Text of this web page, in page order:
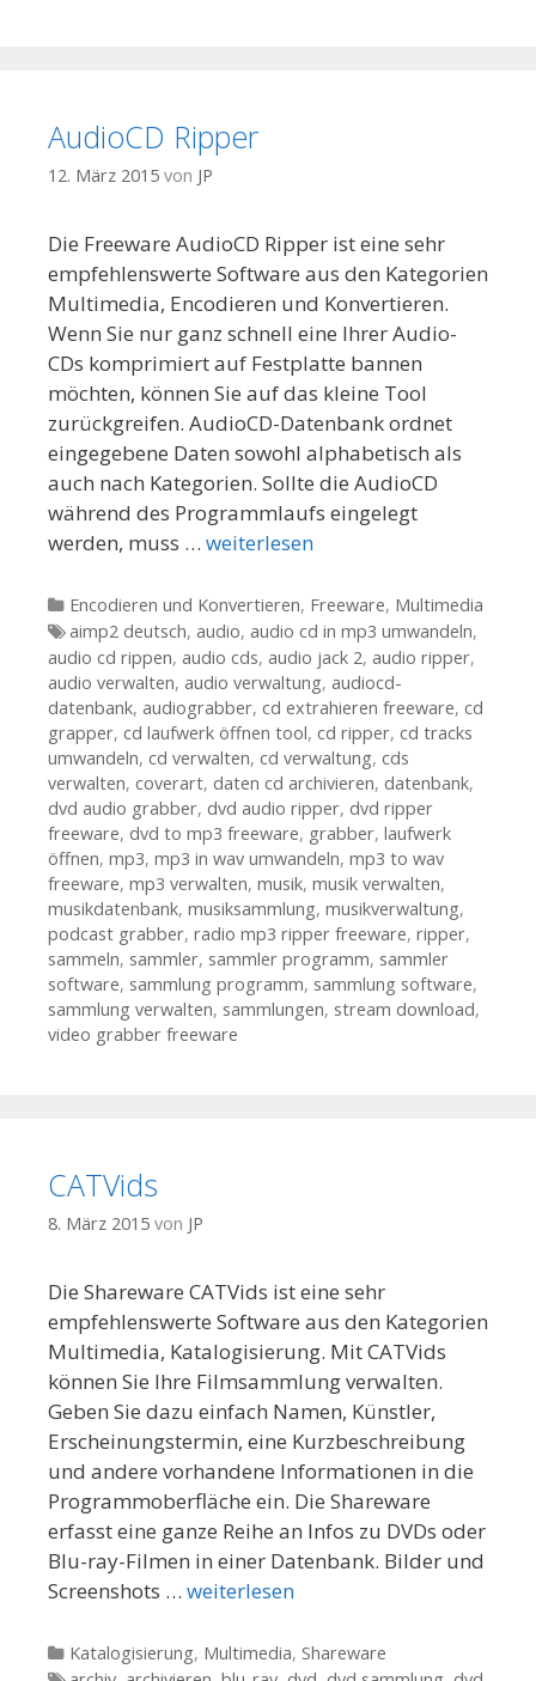
AudioCD Ripper
12. März 2015 von JP
Die Freeware AudioCD Ripper ist eine sehr
empfehlenswerte Software aus den Kategorien
Multimedia, Encodieren und Konvertieren.
Wenn Sie nur ganz schnell eine Ihrer Audio-
CDs komprimiert auf Festplatte bannen
möchten, können Sie auf das kleine Tool
zurückgreifen. AudioCD-Datenbank ordnet
eingegebene Daten sowohl alphabetisch als
auch nach Kategorien. Sollte die AudioCD
während des Programmlaufs eingelegt
werden, muss … weiterlesen
Kategorien
Encodieren und Konvertieren, Freeware, Multimedia
Tags
aimp2 deutsch, audio, audio cd in mp3 umwandeln,
audio cd rippen, audio cds, audio jack 2, audio ripper,
audio verwalten, audio verwaltung, audiocd-
datenbank, audiograbber, cd extrahieren freeware, cd
grapper, cd laufwerk öffnen tool, cd ripper, cd tracks
umwandeln, cd verwalten, cd verwaltung, cds
verwalten, coverart, daten cd archivieren, datenbank,
dvd audio grabber, dvd audio ripper, dvd ripper
freeware, dvd to mp3 freeware, grabber, laufwerk
öffnen, mp3, mp3 in wav umwandeln, mp3 to wav
freeware, mp3 verwalten, musik, musik verwalten,
musikdatenbank, musiksammlung, musikverwaltung,
podcast grabber, radio mp3 ripper freeware, ripper,
sammeln, sammler, sammler programm, sammler
software, sammlung programm, sammlung software,
sammlung verwalten, sammlungen, stream download,
video grabber freeware
CATVids
8. März 2015 von JP
Die Shareware CATVids ist eine sehr
empfehlenswerte Software aus den Kategorien
Multimedia, Katalogisierung. Mit CATVids
können Sie Ihre Filmsammlung verwalten.
Geben Sie dazu einfach Namen, Künstler,
Erscheinungstermin, eine Kurzbeschreibung
und andere vorhandene Informationen in die
Programmoberfläche ein. Die Shareware
erfasst eine ganze Reihe an Infos zu DVDs oder
Blu-ray-Filmen in einer Datenbank. Bilder und
Screenshots … weiterlesen
Kategorien
Katalogisierung, Multimedia, Shareware